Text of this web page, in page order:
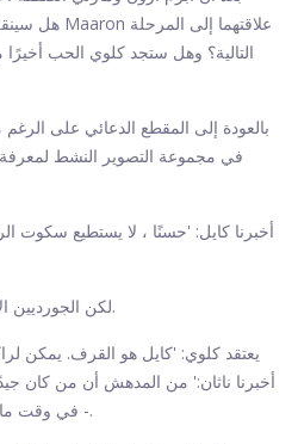
التالية؟ وهل ستجد كلوي الحب أخيرًا
بالعودة إلى المقطع الدعائي على الرغم
في مجموعة التصوير النشط
أخبرنا كايل: 'حسنًا ، لا يستطيع سكوت
لكن الجورديين الآخرين كانت لديهم أفكار مختلفة.
يعتقد كلوي: 'كايل هو القرف. يمكن
أخبرنا ناثان:' من المدهش أن من كان
- في وقت ما اعتقدت أنه أفضل مني! ' صدمة.